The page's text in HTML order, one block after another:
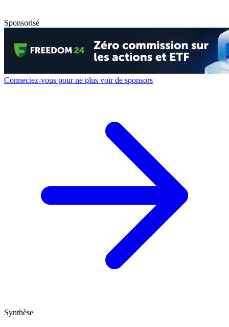
Sponsorisé
Connectez-vous pour ne plus voir de sponsors
Synthèse